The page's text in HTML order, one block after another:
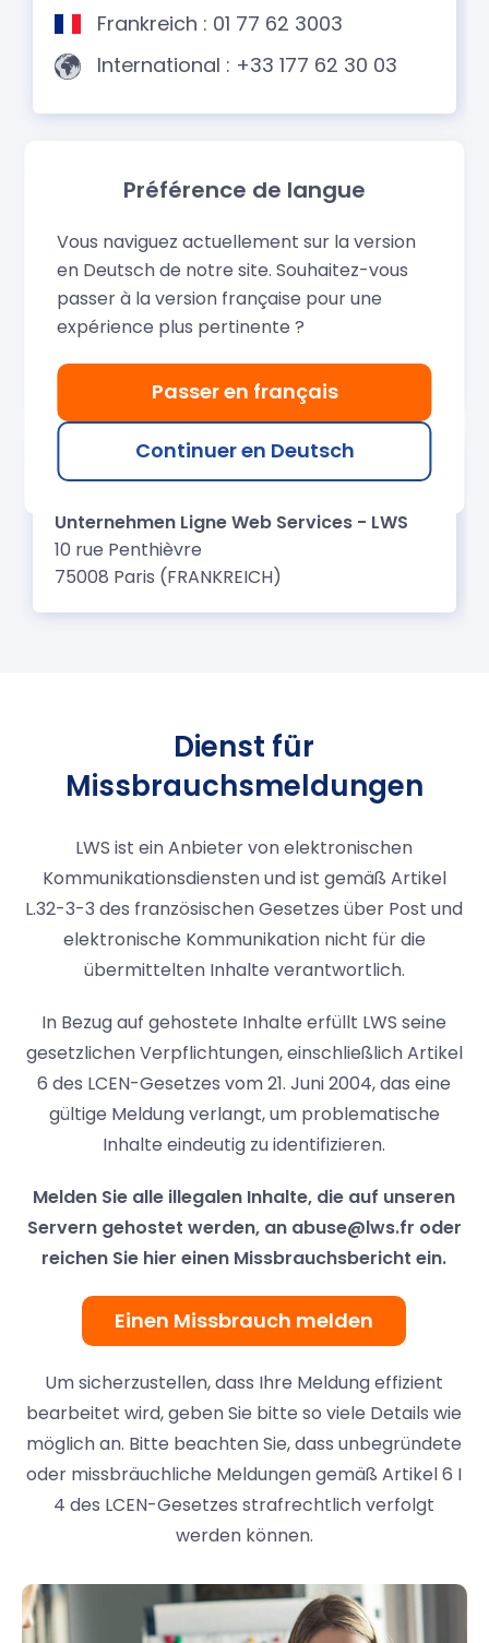
Dienst für
Missbrauchsmeldungen
LWS ist ein Anbieter von elektronischen
Kommunikationsdiensten und ist gemäß Artikel
L.32-3-3 des französischen Gesetzes über Post und
elektronische Kommunikation nicht für die
übermittelten Inhalte verantwortlich.
In Bezug auf gehostete Inhalte erfüllt LWS seine
gesetzlichen Verpflichtungen, einschließlich Artikel
6 des LCEN-Gesetzes vom 21. Juni 2004, das eine
gültige Meldung verlangt, um problematische
Inhalte eindeutig zu identifizieren.
Melden Sie alle illegalen Inhalte, die auf unseren
Servern gehostet werden, an abuse@lws.fr oder
reichen Sie hier einen Missbrauchsbericht ein.
Einen Missbrauch melden
Um sicherzustellen, dass Ihre Meldung effizient
bearbeitet wird, geben Sie bitte so viele Details wie
möglich an. Bitte beachten Sie, dass unbegründete
oder missbräuchliche Meldungen gemäß Artikel 6 I
4 des LCEN-Gesetzes strafrechtlich verfolgt
werden können.
Préférence de langue
Vous naviguez actuellement sur la version
en Deutsch de notre site. Souhaitez-vous
passer à la version française pour une
expérience plus pertinente ?
Passer en français
Continuer en Deutsch